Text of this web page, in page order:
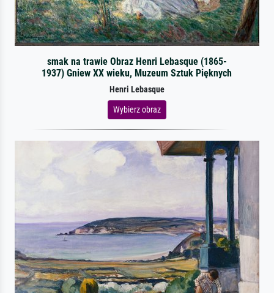
smak na trawie Obraz Henri Lebasque (1865-
1937) Gniew XX wieku, Muzeum Sztuk Pięknych
Henri Lebasque
Wybierz obraz